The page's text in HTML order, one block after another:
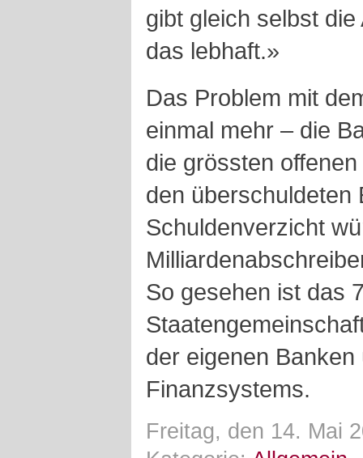
gibt gleich selbst
das lebhaft.»
Das Problem mit
einmal mehr – die
die grössten
den überschuldeten
Schuldenverzicht
So gesehen ist das
der eigenen
Finanzsystems.
Freitag, den 14. Mai